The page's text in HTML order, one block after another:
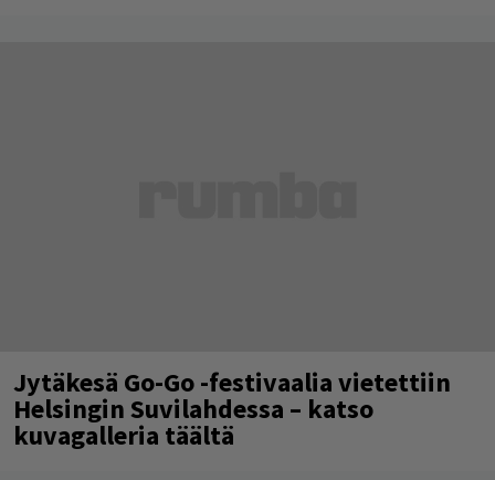
Jytäkesä Go-Go -festivaalia vietettiin
Helsingin Suvilahdessa – katso
kuvagalleria täältä